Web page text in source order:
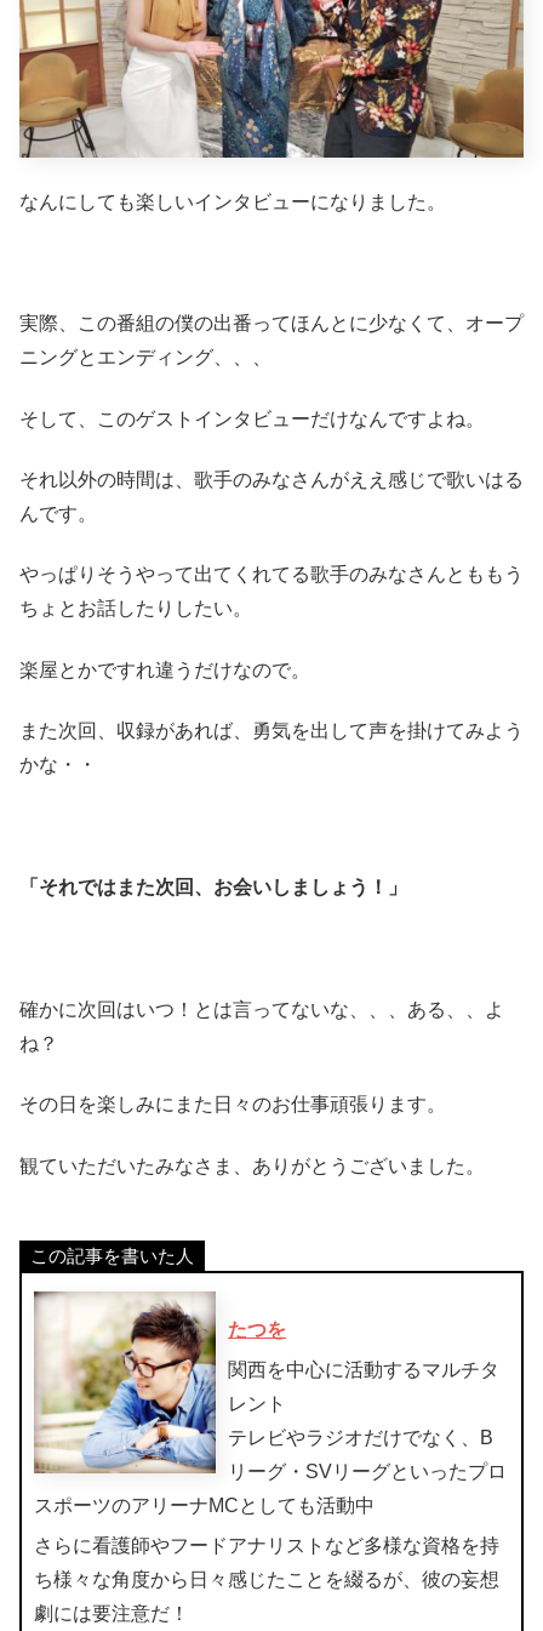
なんにしても楽しいインタビューになりました。
実際、この番組の僕の出番ってほんとに少なくて、オープ
ニングとエンディング、、、
そして、このゲストインタビューだけなんですよね。
それ以外の時間は、歌手のみなさんがええ感じで歌いはる
んです。
やっぱりそうやって出てくれてる歌手のみなさんとももう
ちょとお話したりしたい。
楽屋とかですれ違うだけなので。
また次回、収録があれば、勇気を出して声を掛けてみよう
かな・・
「それではまた次回、お会いしましょう！」
確かに次回はいつ！とは言ってないな、、、ある、、よ
ね？
その日を楽しみにまた日々のお仕事頑張ります。
観ていただいたみなさま、ありがとうございました。
この記事を書いた人
たつを
関西を中心に活動するマルチタ
レント
テレビやラジオだけでなく、B
リーグ・SVリーグといったプロ
スポーツのアリーナMCとしても活動中
さらに看護師やフードアナリストなど多様な資格を持
ち様々な角度から日々感じたことを綴るが、彼の妄想
劇には要注意だ！